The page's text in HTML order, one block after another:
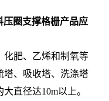
压圈支撑格栅产品应
肥、乙烯和制氧等
塔、吸收塔、洗涤塔
直径达10m以上。